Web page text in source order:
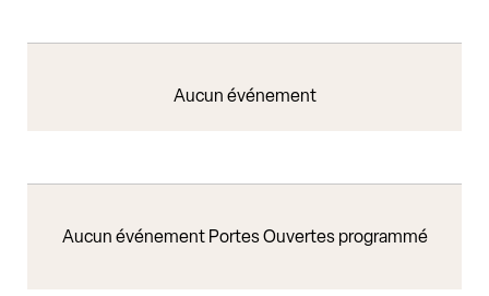
Aucun événement
Aucun événement Portes Ouvertes programmé